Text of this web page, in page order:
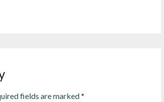
fields are marked*